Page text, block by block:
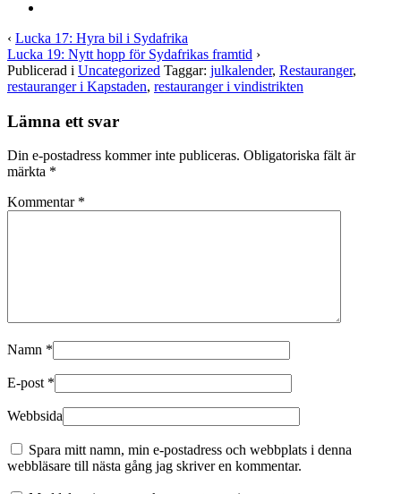
‹ Lucka 17: Hyra bil i Sydafrika
Lucka 19: Nytt hopp för Sydafrikas framtid ›
Publicerad i Uncategorized Taggar: julkalender, Restauranger,
restauranger i Kapstaden, restauranger i vindistrikten
Lämna ett svar
Din e-postadress kommer inte publiceras. Obligatoriska fält är
märkta *
Kommentar *
Namn *
E-post *
Webbsida
Spara mitt namn, min e-postadress och webbplats i denna
webbläsare till nästa gång jag skriver en kommentar.